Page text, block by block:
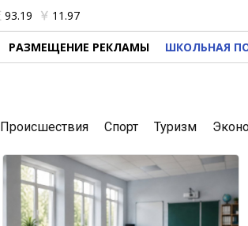
93.19 11.97
РАЗМЕЩЕНИЕ РЕКЛАМЫ ШКОЛЬНАЯ
Происшествия Спорт Туризм